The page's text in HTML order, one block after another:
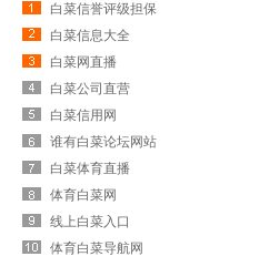
白菜信誉评级担保
白菜信息大全
白菜网直播
白菜公司直营
白菜信用网
谁有白菜论坛网站
白菜体育直播
体育白菜网
线上白菜入口
体育白菜导航网